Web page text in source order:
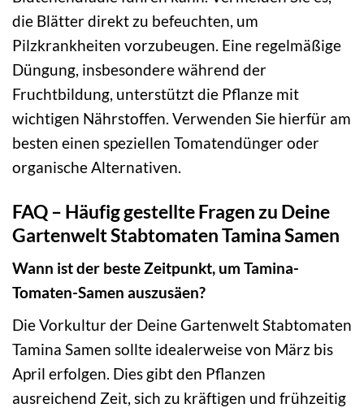
die Blätter direkt zu befeuchten, um
Pilzkrankheiten vorzubeugen. Eine regelmäßige
Düngung, insbesondere während der
Fruchtbildung, unterstützt die Pflanze mit
wichtigen Nährstoffen. Verwenden Sie hierfür am
besten einen speziellen Tomatendünger oder
organische Alternativen.
FAQ – Häufig gestellte Fragen zu Deine
Gartenwelt Stabtomaten Tamina Samen
Wann ist der beste Zeitpunkt, um Tamina-
Tomaten-Samen auszusäen?
Die Vorkultur der Deine Gartenwelt Stabtomaten
Tamina Samen sollte idealerweise von März bis
April erfolgen. Dies gibt den Pflanzen
ausreichend Zeit, sich zu kräftigen und frühzeitig